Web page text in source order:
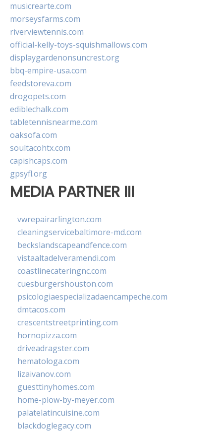
musicrearte.com
morseysfarms.com
riverviewtennis.com
official-kelly-toys-squishmallows.com
displaygardenonsuncrest.org
bbq-empire-usa.com
feedstoreva.com
drogopets.com
ediblechalk.com
tabletennisnearme.com
oaksofa.com
soultacohtx.com
capishcaps.com
gpsyfl.org
MEDIA PARTNER III
vwrepairarlington.com
cleaningservicebaltimore-md.com
beckslandscapeandfence.com
vistaaltadelveramendi.com
coastlinecateringnc.com
cuesburgershouston.com
psicologiaespecializadaencampeche.com
dmtacos.com
crescentstreetprinting.com
hornopizza.com
driveadragster.com
hematologa.com
lizaivanov.com
guesttinyhomes.com
home-plow-by-meyer.com
palatelatincuisine.com
blackdoglegacy.com